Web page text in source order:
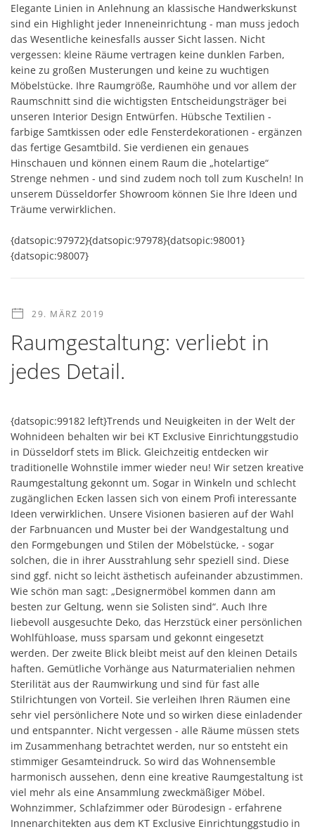
Elegante Linien in Anlehnung an klassische Handwerkskunst
sind ein Highlight jeder Inneneinrichtung - man muss jedoch
das Wesentliche keinesfalls ausser Sicht lassen. Nicht
vergessen: kleine Räume vertragen keine dunklen Farben,
keine zu großen Musterungen und keine zu wuchtigen
Möbelstücke. Ihre Raumgröße, Raumhöhe und vor allem der
Raumschnitt sind die wichtigsten Entscheidungsträger bei
unseren Interior Design Entwürfen. Hübsche Textilien -
farbige Samtkissen oder edle Fensterdekorationen - ergänzen
das fertige Gesamtbild. Sie verdienen ein genaues
Hinschauen und können einem Raum die „hotelartige“
Strenge nehmen - und sind zudem noch toll zum Kuscheln! In
unserem Düsseldorfer Showroom können Sie Ihre Ideen und
Träume verwirklichen.
{datsopic:97972}{datsopic:97978}{datsopic:98001}
{datsopic:98007}
29. MÄRZ 2019
Raumgestaltung: verliebt in
jedes Detail.
{datsopic:99182 left}Trends und Neuigkeiten in der Welt der
Wohnideen behalten wir bei KT Exclusive Einrichtunggstudio
in Düsseldorf stets im Blick. Gleichzeitig entdecken wir
traditionelle Wohnstile immer wieder neu! Wir setzen kreative
Raumgestaltung gekonnt um. Sogar in Winkeln und schlecht
zugänglichen Ecken lassen sich von einem Profi interessante
Ideen verwirklichen. Unsere Visionen basieren auf der Wahl
der Farbnuancen und Muster bei der Wandgestaltung und
den Formgebungen und Stilen der Möbelstücke, - sogar
solchen, die in ihrer Ausstrahlung sehr speziell sind. Diese
sind ggf. nicht so leicht ästhetisch aufeinander abzustimmen.
Wie schön man sagt: „Designermöbel kommen dann am
besten zur Geltung, wenn sie Solisten sind“. Auch Ihre
liebevoll ausgesuchte Deko, das Herzstück einer persönlichen
Wohlfühloase, muss sparsam und gekonnt eingesetzt
werden. Der zweite Blick bleibt meist auf den kleinen Details
haften. Gemütliche Vorhänge aus Naturmaterialien nehmen
Sterilität aus der Raumwirkung und sind für fast alle
Stilrichtungen von Vorteil. Sie verleihen Ihren Räumen eine
sehr viel persönlichere Note und so wirken diese einladender
und entspannter. Nicht vergessen - alle Räume müssen stets
im Zusammenhang betrachtet werden, nur so entsteht ein
stimmiger Gesamteindruck. So wird das Wohnensemble
harmonisch aussehen, denn eine kreative Raumgestaltung ist
viel mehr als eine Ansammlung zweckmäßiger Möbel.
Wohnzimmer, Schlafzimmer oder Bürodesign - erfahrene
Innenarchitekten aus dem KT Exclusive Einrichtunggstudio in